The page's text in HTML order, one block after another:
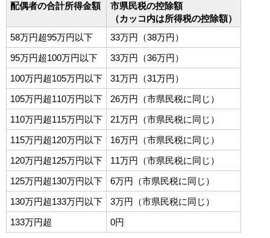
配偶者の合計所得金額
市県民税の控除額
（カッコ内は所得税の控除額）
58万円超95万円以下
33万円（38万円）
95万円超100万円以下
33万円（36万円）
100万円超105万円以下
31万円（31万円）
105万円超110万円以下
26万円（市県民税に同じ）
110万円超115万円以下
21万円（市県民税に同じ）
115万円超120万円以下
16万円（市県民税に同じ）
120万円超125万円以下
11万円（市県民税に同じ）
125万円超130万円以下
6万円（市県民税に同じ）
130万円超133万円以下
3万円（市県民税に同じ）
133万円超
0円